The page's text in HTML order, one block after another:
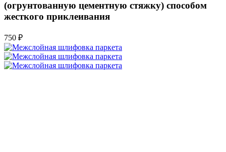
(огрунтованную цементную стяжку) способом
жесткого приклеивания
750 ₽